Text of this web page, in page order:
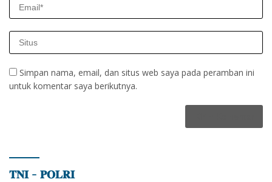
Simpan nama, email, dan situs web saya pada peramban ini
untuk komentar saya berikutnya.
𝐓𝐍𝐈 – 𝐏𝐎𝐋𝐑𝐈